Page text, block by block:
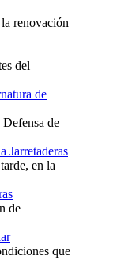
renovación
del
de
de
Jarretaderas
en la
de
que